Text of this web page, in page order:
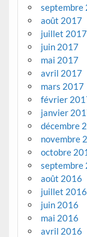
septembre
août 2017
juillet 2017
juin 2017
mai 2017
avril 2017
mars 2017
février
janvier
décembre
novembre
octobre
septembre
août 2016
juillet 2016
juin 2016
mai 2016
avril 2016